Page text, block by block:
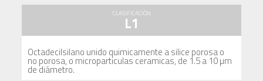
CLASIFICACIÓN
L1
Octadecilsilano unido quimicamente a silice porosa o
no porosa, o microparticulas ceramicas, de 1.5 a 10 µm
de diámetro.